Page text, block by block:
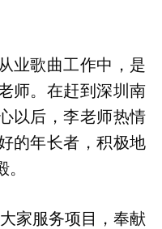
业歌曲工作中，是
师。在赶到深圳南
以后，李老师热情
的年长者，积极地
家服务项目，奉献